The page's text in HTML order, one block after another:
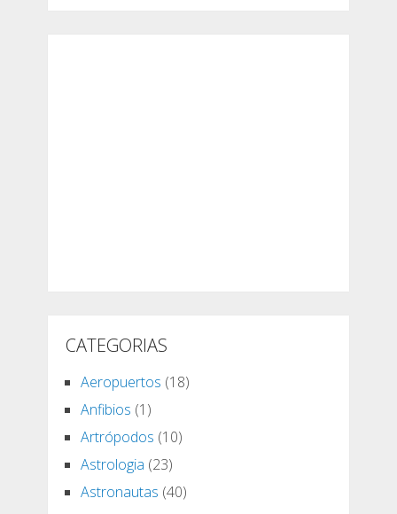
CATEGORIAS
Aeropuertos (18)
Anfibios (1)
Artrópodos (10)
Astrologia (23)
Astronautas (40)